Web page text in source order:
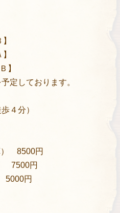
】
定しております。
４分）
） 8500円
7500円
5000円